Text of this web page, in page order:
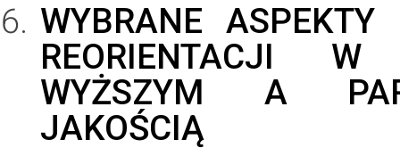
WYBRANE ASPEKTY
REORIENTACJI W
WYŻSZYM A
JAKOŚCIĄ